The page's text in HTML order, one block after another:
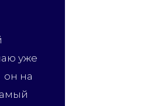
уже
он на